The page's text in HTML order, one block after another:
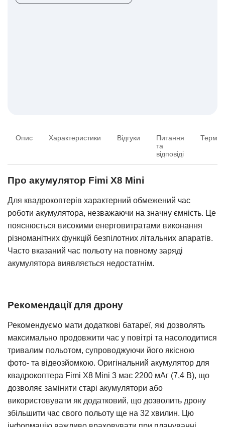
Опис Характеристики Відгуки
Питання
та
відповіді
Про акумулятор Fimi X8 Mini
Для квадрокоптерів характерний обмежений час
роботи акумулятора, незважаючи на значну ємність. Це
пояснюється високими енерговитратами виконання
різноманітних функцій безпілотних літальних апаратів.
Часто вказаний час польоту на повному заряді
акумулятора виявляється недостатнім.
Рекомендації для дрону
Рекомендуємо мати додаткові батареї, які дозволять
максимально продовжити час у повітрі та насолодитися
тривалим польотом, супроводжуючи його якісною
фото- та відеозйомкою. Оригінальний акумулятор для
квадрокоптера Fimi X8 Mini 3 має 2200 мАг (7,4 В), що
дозволяє замінити старі акумулятори або
використовувати як додатковий, що дозволить дрону
збільшити час свого польоту ще на 32 хвилин. Цю